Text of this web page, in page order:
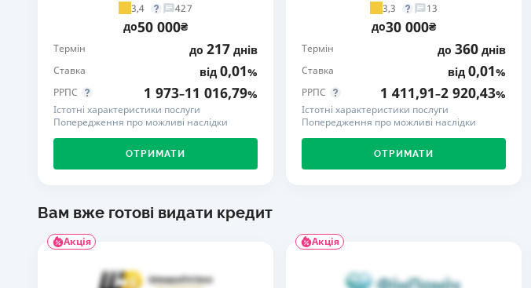
3,4 427
до50 000₴
Термін до 217 днів
Ставка від 0,01%
РРПС 1 973–11 016,79%
Істотні характеристики послуги
Попередження про можливі наслідки
ОТРИМАТИ
3,3 13
до30 000₴
Термін до 360 днів
Ставка від 0,01%
РРПС 1 411,91–2 920,43%
Істотні характеристики послуги
Попередження про можливі наслідки
ОТРИМАТИ
Вам вже готові видати кредит
Акція Акція